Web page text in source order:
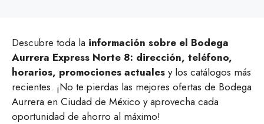
Descubre toda la información sobre el Bodega
Aurrera Express Norte 8: dirección, teléfono,
horarios, promociones actuales y los catálogos más
recientes. ¡No te pierdas las mejores ofertas de Bodega
Aurrera en Ciudad de México y aprovecha cada
oportunidad de ahorro al máximo!